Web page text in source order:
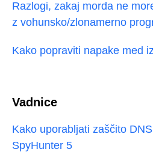
Razlogi, zakaj morda ne
z vohunsko/zlonamerno
Kako popraviti napake med
Vadnice
Kako uporabljati zaščito
SpyHunter 5